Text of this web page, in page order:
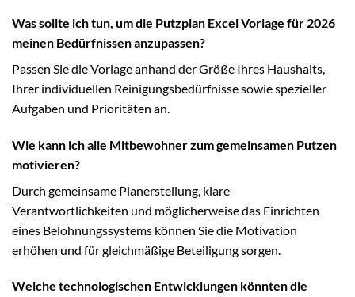
Was sollte ich tun, um die Putzplan Excel Vorlage für 2026
meinen Bedürfnissen anzupassen?
Passen Sie die Vorlage anhand der Größe Ihres Haushalts,
Ihrer individuellen Reinigungsbedürfnisse sowie spezieller
Aufgaben und Prioritäten an.
Wie kann ich alle Mitbewohner zum gemeinsamen Putzen
motivieren?
Durch gemeinsame Planerstellung, klare
Verantwortlichkeiten und möglicherweise das Einrichten
eines Belohnungssystems können Sie die Motivation
erhöhen und für gleichmäßige Beteiligung sorgen.
Welche technologischen Entwicklungen könnten die